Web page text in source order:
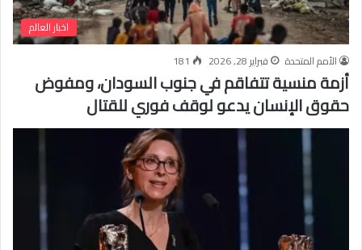
اخبار العالم
الأمم المتحدة
فبراير 28, 2026 181
أزمة منسية تتفاقم في جنوب السودان، ومفوض
حقوق الإنسان يدعو لوقف فوري للقتال